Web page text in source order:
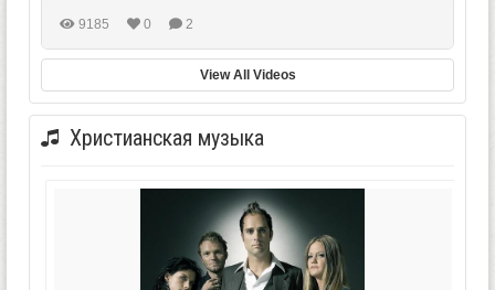
9185 0 2
View All Videos
Христианская музыка